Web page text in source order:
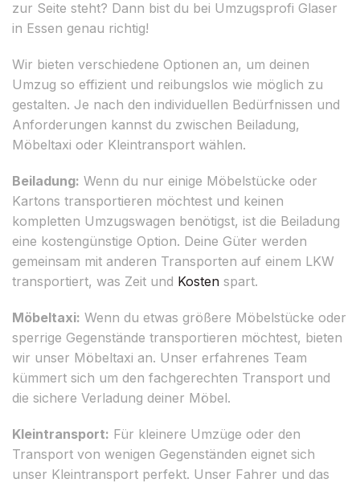
zur Seite steht? Dann bist du bei Umzugsprofi Glaser
in Essen genau richtig!
Wir bieten verschiedene Optionen an, um deinen
Umzug so effizient und reibungslos wie möglich zu
gestalten. Je nach den individuellen Bedürfnissen und
Anforderungen kannst du zwischen Beiladung,
Möbeltaxi oder Kleintransport wählen.
Beiladung: Wenn du nur einige Möbelstücke oder
Kartons transportieren möchtest und keinen
kompletten Umzugswagen benötigst, ist die Beiladung
eine kostengünstige Option. Deine Güter werden
gemeinsam mit anderen Transporten auf einem LKW
transportiert, was Zeit und Kosten spart.
Möbeltaxi: Wenn du etwas größere Möbelstücke oder
sperrige Gegenstände transportieren möchtest, bieten
wir unser Möbeltaxi an. Unser erfahrenes Team
kümmert sich um den fachgerechten Transport und
die sichere Verladung deiner Möbel.
Kleintransport: Für kleinere Umzüge oder den
Transport von wenigen Gegenständen eignet sich
unser Kleintransport perfekt. Unser Fahrer und das